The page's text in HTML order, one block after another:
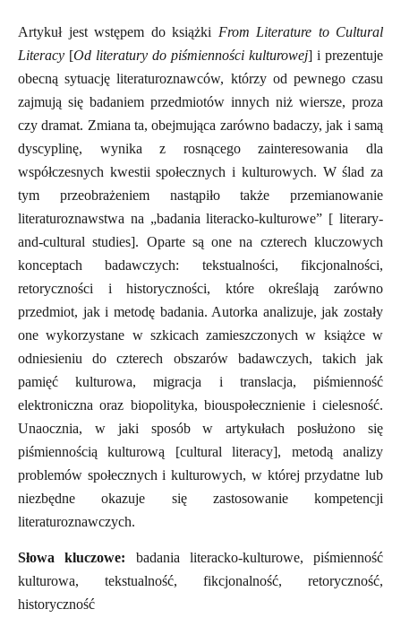
Artykuł jest wstępem do książki From Literature to Cultural
Literacy [Od literatury do piśmienności kulturowej] i prezentuje
obecną sytuację literaturoznawców, którzy od pewnego czasu
zajmują się badaniem przedmiotów innych niż wiersze, proza
czy dramat. Zmiana ta, obejmująca zarówno badaczy, jak i samą
dyscyplinę, wynika z rosnącego zainteresowania dla
współczesnych kwestii społecznych i kulturowych. W ślad za
tym przeobrażeniem nastąpiło także przemianowanie
literaturoznawstwa na „badania literacko-kulturowe” [ literary-
and-cultural studies]. Oparte są one na czterech kluczowych
konceptach badawczych: tekstualności, fikcjonalności,
retoryczności i historyczności, które określają zarówno
przedmiot, jak i metodę badania. Autorka analizuje, jak zostały
one wykorzystane w szkicach zamieszczonych w książce w
odniesieniu do czterech obszarów badawczych, takich jak
pamięć kulturowa, migracja i translacja, piśmienność
elektroniczna oraz biopolityka, biouspołecznienie i cielesność.
Unaocznia, w jaki sposób w artykułach posłużono się
piśmiennością kulturową [cultural literacy], metodą analizy
problemów społecznych i kulturowych, w której przydatne lub
niezbędne okazuje się zastosowanie kompetencji
literaturoznawczych.
Słowa kluczowe: badania literacko-kulturowe, piśmienność
kulturowa, tekstualność, fikcjonalność, retoryczność,
historyczność